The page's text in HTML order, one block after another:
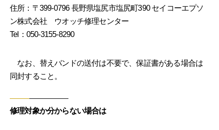
住所：〒399-0796 長野県塩尻市塩尻町390 セイコーエプソ
ン株式会社 ウオッチ修理センター
Tel：050-3155-8290
なお、替えバンドの送付は不要で、保証書がある場合は
同封すること。
修理対象か分からない場合は